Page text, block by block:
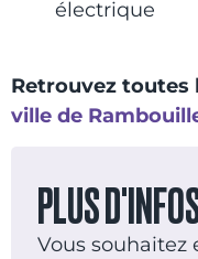
électrique
Retrouvez toutes
ville de
PLUS
Vous souhaitez